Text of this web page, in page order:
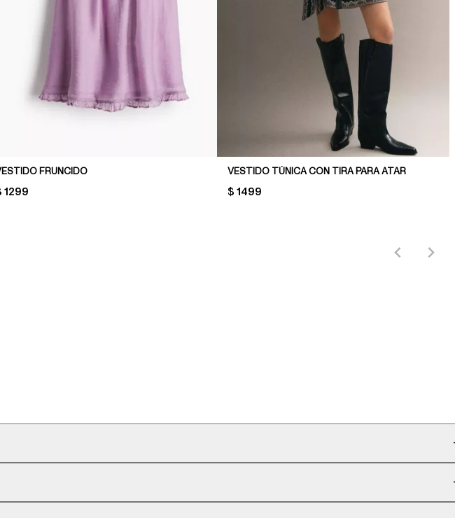
FRUNCIDO
1299
VESTIDO TÚNICA CON TIRA PARA ATAR
PRICE:
$ 1499